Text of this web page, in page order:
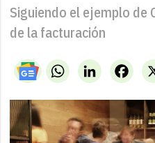
Siguiendo el ejemplo de
de la facturación
WhatsAppLinkedIn